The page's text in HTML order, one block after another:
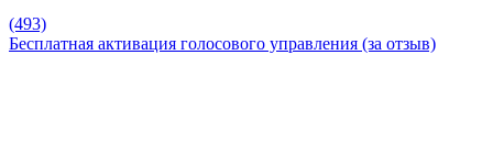
(493)
Бесплатная активация голосового управления (за отзыв)